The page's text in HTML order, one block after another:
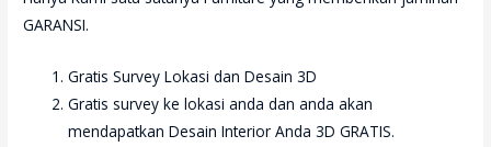
GARANSI.
Gratis Survey Lokasi dan Desain 3D
Gratis survey ke lokasi anda dan anda akan
mendapatkan Desain Interior Anda 3D GRATIS.